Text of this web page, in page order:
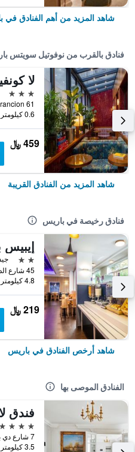
شاهد المزيد من أهم الفنادق في
فنادق بالقرب من نوفوتيل سويتس
لا
3 نجوم
0.6 كيلومتر عن وسط المدينة
459 ﷼
شاهد المزيد من الفنادق القريبة
فنادق رخيصة في باريس
2 نجمتين
جيد 6.0
4.8 كيلومتر عن وسط المدينة
219 ﷼
شاهد أرخص الفنادق في باريس
الفنادق الموصى بها
5 نجوم
7 شارع دي بري, باريس, فرنسا
3.5 كيلومتر عن وسط المدينة